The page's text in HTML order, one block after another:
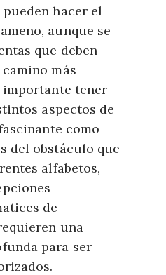
hacer el
aunque se
que deben
más
tener
aspectos de
como
del obstáculo que
alfabetos,
de
una
para ser